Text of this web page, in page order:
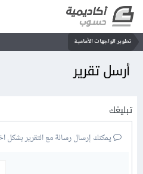
تطوير الواجهات الأمامية
أرسل تقرير
تبليغك
يمكنك إرسال رسالة مع التقرير بشكل